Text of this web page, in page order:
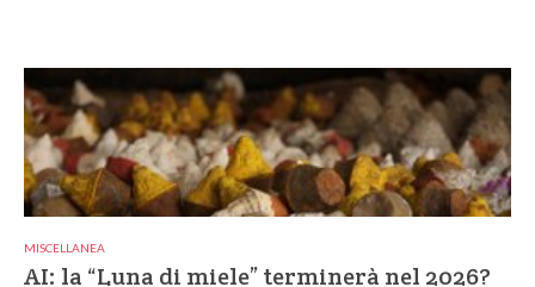
MISCELLANEA
AI: la “Luna di miele” terminerà nel 2026?